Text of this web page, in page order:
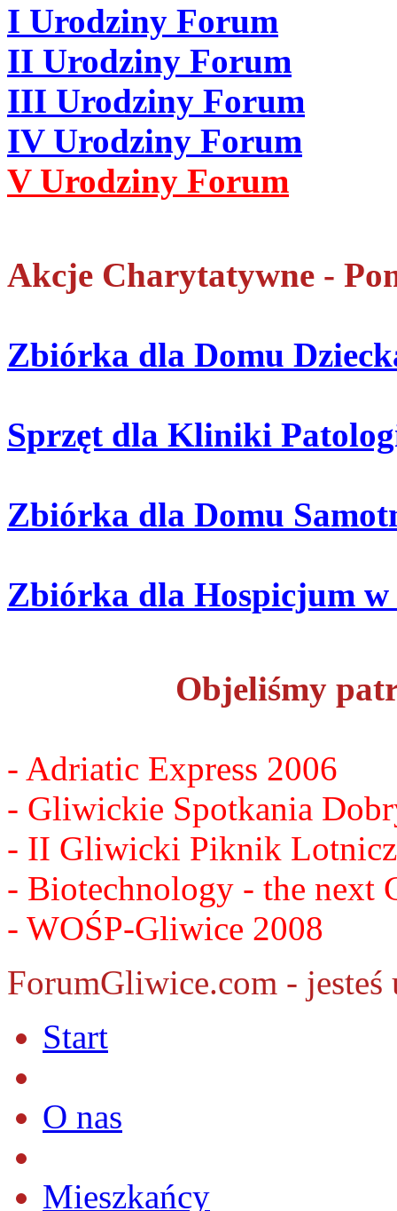
I Urodziny Forum
II Urodziny Forum
III Urodziny Forum
IV Urodziny Forum
V Urodziny Forum
Akcje Charytatywne -
Zbiórka dla Domu
Sprzęt dla Kliniki
Zbiórka dla Domu
Zbiórka dla Hospicjum
Objeliśmy
- Adriatic Express 2006
- Gliwickie Spotkania
- II Gliwicki Piknik
- Biotechnology - the next
- WOŚP-Gliwice 2008
ForumGliwice.com - jesteś
Start
O nas
Mieszkańcy